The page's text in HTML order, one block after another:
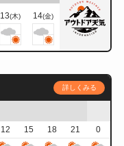
13(木) 14(金)
詳しくみる
12 15 18 21
0